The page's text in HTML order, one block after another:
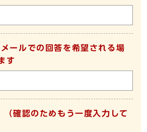
メールでの回答を希望される場
す
（確認のためもう一度入力して